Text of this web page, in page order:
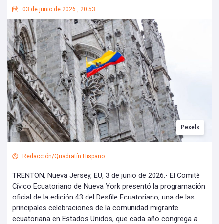
03 de junio de 2026 , 20:53
Pexels
Redacción/Quadratín Hispano
TRENTON, Nueva Jersey, EU, 3 de junio de 2026.- El Comité
Cívico Ecuatoriano de Nueva York presentó la programación
oficial de la edición 43 del Desfile Ecuatoriano, una de las
principales celebraciones de la comunidad migrante
ecuatoriana en Estados Unidos, que cada año congrega a